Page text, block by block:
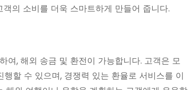
의 소비를 더욱 스마트하게 만들어 줍니다.
여, 해외 송금 및 환전이 가능합니다. 고객은 모
할 수 있으며, 경쟁력 있는 환율로 서비스를 이